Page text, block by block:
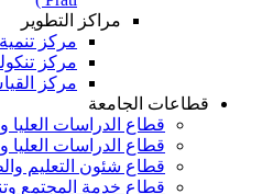
مراكز التطوير
مركز
مركز
مركز
قطاعات الجامعة
قطاع الدراسات العليا
قطاع الدراسات العليا
قطاع شئون التعليم
قطاع خدمة المجتمع